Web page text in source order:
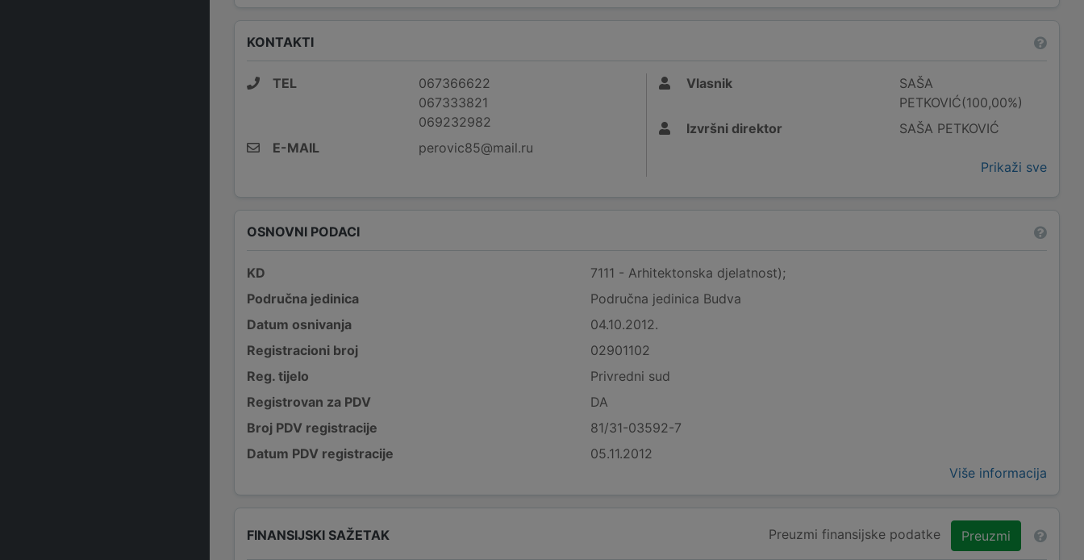
KONTAKTI
TEL
067366622
067333821
069232982
E-MAIL
perovic85@mail.ru
Vlasnik
SAŠA
PETKOVIĆ(100,00%)
Izvršni direktor
SAŠA PETKOVIĆ
Prikaži sve
OSNOVNI PODACI
KD
7111 - Arhitektonska djelatnost);
Područna jedinica
Područna jedinica Budva
Datum osnivanja
04.10.2012.
Registracioni broj
02901102
Reg. tijelo
Privredni sud
Registrovan za PDV
DA
Broj PDV registracije
81/31-03592-7
Datum PDV registracije
05.11.2012
Više informacija
FINANSIJSKI SAŽETAK Preuzmi finansijske podatke Preuzmi